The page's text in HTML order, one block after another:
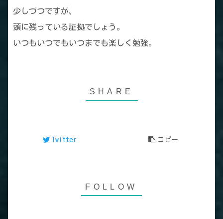
少しづつですが、
頭に残っている証拠でしょう。
いつもいつでもいつまでも楽しく勉強。
Twitter コピー